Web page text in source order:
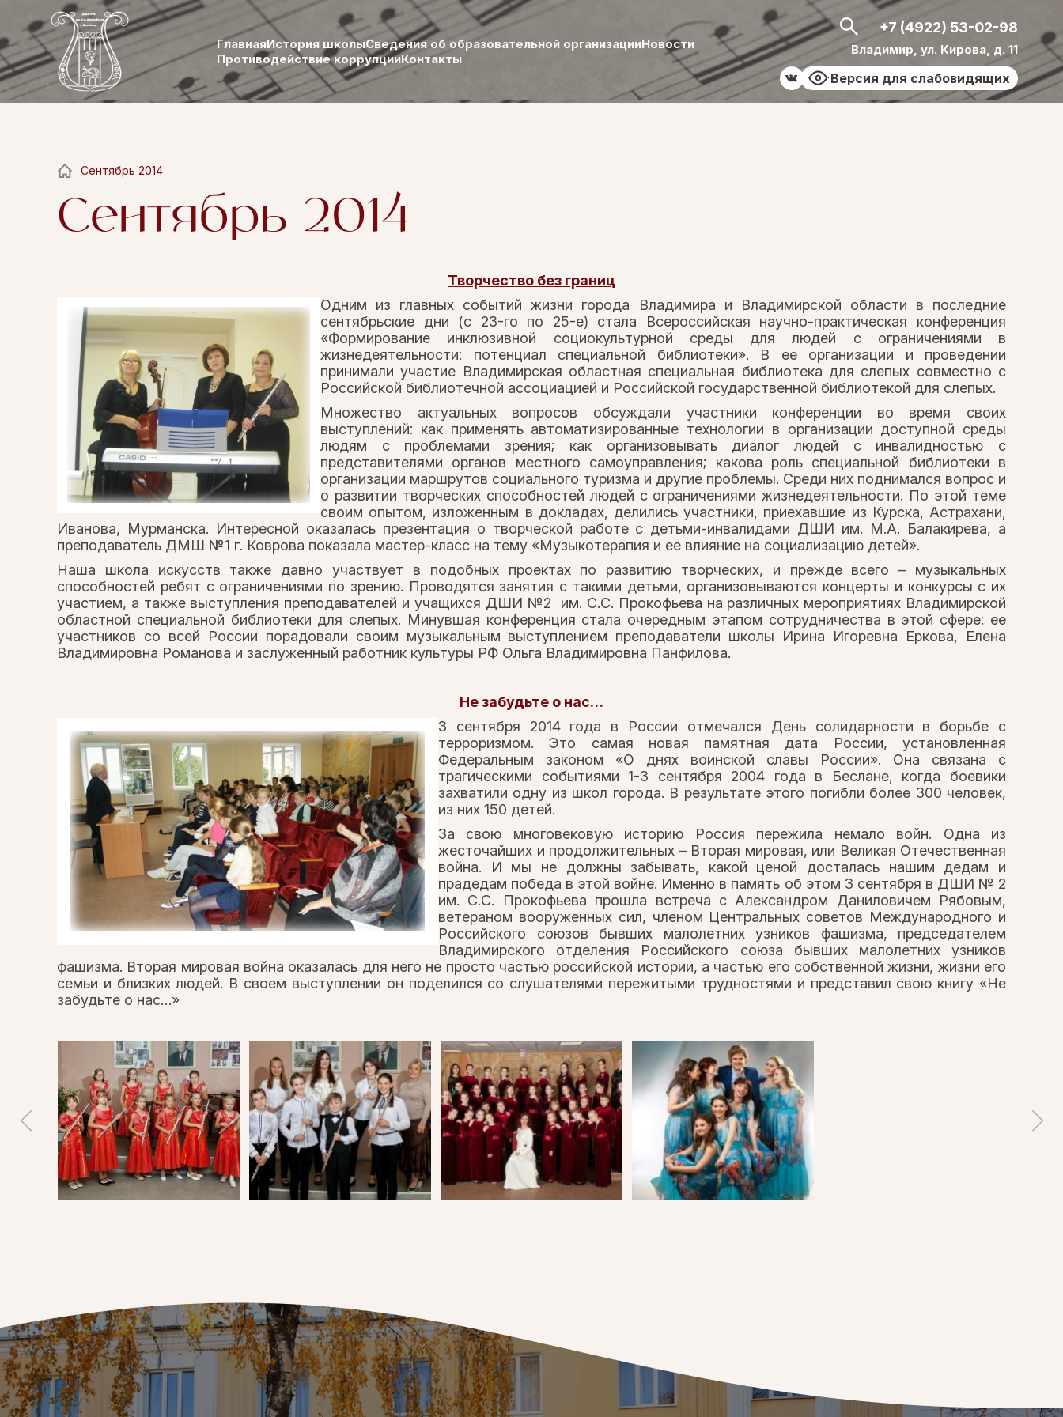
ГлавнаяИстория школыСведения об образовательной организацииНовости
Противодействие коррупцииКонтакты
Версия для слабовидящих
+7 (4922) 53-02-98
Владимир, ул. Кирова, д. 11
Сентябрь 2014
Сентябрь 2014
Творчество без границ
Одним из главных событий жизни города Владимира и Владимирской области в последние
сентябрьские дни (с 23-го по 25-е) стала Всероссийская научно-практическая конференция
«Формирование инклюзивной социокультурной среды для людей с ограничениями в
жизнедеятельности: потенциал специальной библиотеки». В ее организации и проведении
принимали участие Владимирская областная специальная библиотека для слепых совместно с
Российской библиотечной ассоциацией и Российской государственной библиотекой для слепых.
Множество актуальных вопросов обсуждали участники конференции во время своих
выступлений: как применять автоматизированные технологии в организации доступной среды
людям с проблемами зрения; как организовывать диалог людей с инвалидностью с
представителями органов местного самоуправления; какова роль специальной библиотеки в
организации маршрутов социального туризма и другие проблемы. Среди них поднимался вопрос и
о развитии творческих способностей людей с ограничениями жизнедеятельности. По этой теме
своим опытом, изложенным в докладах, делились участники, приехавшие из Курска, Астрахани,
Иванова, Мурманска. Интересной оказалась презентация о творческой работе с детьми-инвалидами ДШИ им. М.А. Балакирева, а
преподаватель ДМШ №1 г. Коврова показала мастер-класс на тему «Музыкотерапия и ее влияние на социализацию детей».
Наша школа искусств также давно участвует в подобных проектах по развитию творческих, и прежде всего – музыкальных
способностей ребят с ограничениями по зрению. Проводятся занятия с такими детьми, организовываются концерты и конкурсы с их
участием, а также выступления преподавателей и учащихся ДШИ №2 им. С.С. Прокофьева на различных мероприятиях Владимирской
областной специальной библиотеки для слепых. Минувшая конференция стала очередным этапом сотрудничества в этой сфере: ее
участников со всей России порадовали своим музыкальным выступлением преподаватели школы Ирина Игоревна Еркова, Елена
Владимировна Романова и заслуженный работник культуры РФ Ольга Владимировна Панфилова.
Не забудьте о нас…
3 сентября 2014 года в России отмечался День солидарности в борьбе с
терроризмом. Это самая новая памятная дата России, установленная
Федеральным законом «О днях воинской славы России». Она связана с
трагическими событиями 1-3 сентября 2004 года в Беслане, когда боевики
захватили одну из школ города. В результате этого погибли более 300 человек,
из них 150 детей.
За свою многовековую историю Россия пережила немало войн. Одна из
жесточайших и продолжительных – Вторая мировая, или Великая Отечественная
война. И мы не должны забывать, какой ценой досталась нашим дедам и
прадедам победа в этой войне. Именно в память об этом 3 сентября в ДШИ № 2
им. С.С. Прокофьева прошла встреча с Александром Даниловичем Рябовым,
ветераном вооруженных сил, членом Центральных советов Международного и
Российского союзов бывших малолетних узников фашизма, председателем
Владимирского отделения Российского союза бывших малолетних узников
фашизма. Вторая мировая война оказалась для него не просто частью российской истории, а частью его собственной жизни, жизни его
семьи и близких людей. В своем выступлении он поделился со слушателями пережитыми трудностями и представил свою книгу «Не
забудьте о нас…»